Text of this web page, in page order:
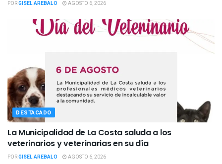
PORGISEL AREBALO AGOSTO 6, 2026
DESTACADO
La Municipalidad de La Costa saluda a los
veterinarios y veterinarias en su día
PORGISEL AREBALO AGOSTO 6, 2026